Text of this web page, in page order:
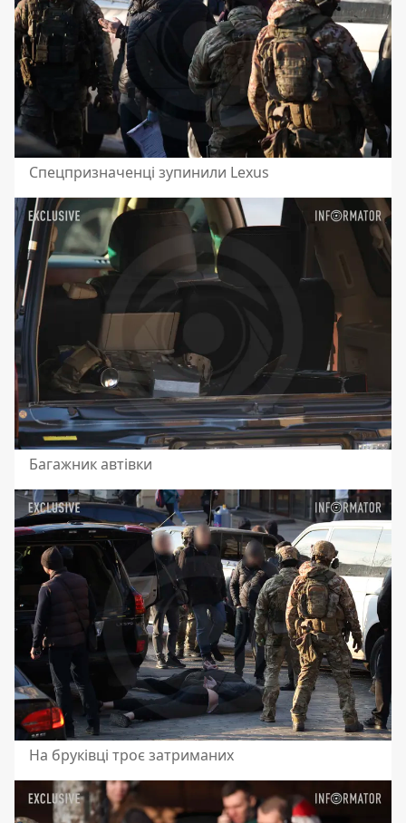
Спецпризначенці зупинили Lexus
Багажник автівки
На бруківці троє затриманих